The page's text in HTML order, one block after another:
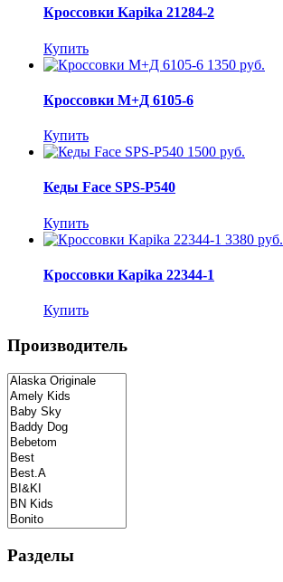
Кроссовки Kapika 21284-2
Купить
1350 руб.
Кроссовки М+Д 6105-6
Купить
1500 руб.
Кеды Face SPS-P540
Купить
3380 руб.
Кроссовки Kapika 22344-1
Купить
Производитель
Разделы